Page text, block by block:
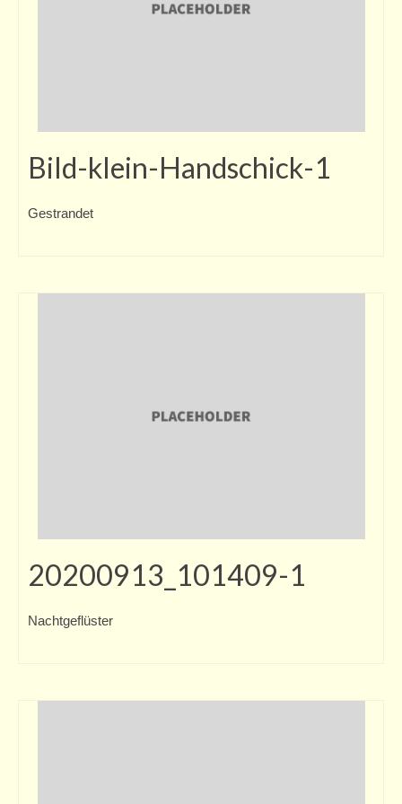
Bild-klein-Handschick-1
Gestrandet
20200913_101409-1
Nachtgeflüster